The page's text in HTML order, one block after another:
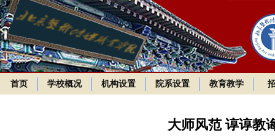
首页 学校概况 机构设置 院系设置 教育教学
大师风范 谆谆教